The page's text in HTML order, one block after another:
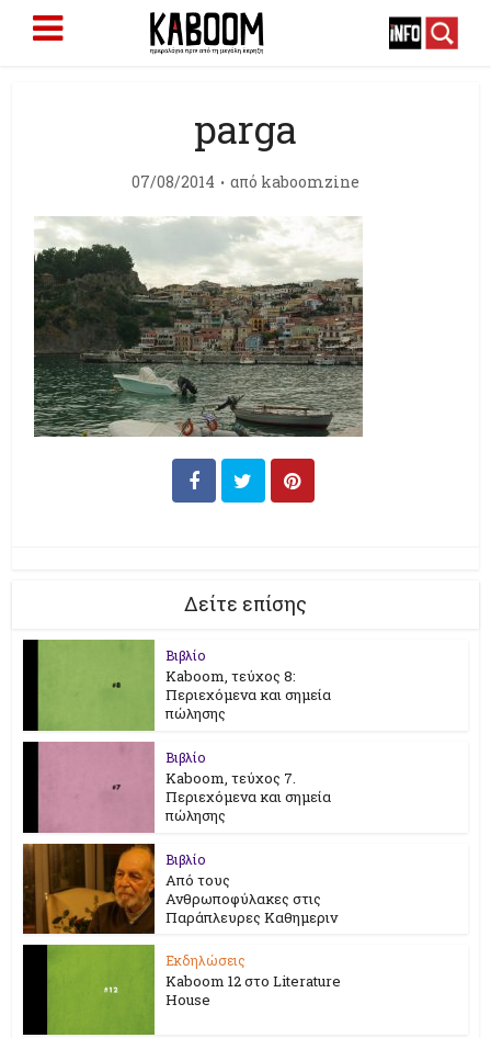
parga
07/08/2014 από kaboomzine
Δείτε επίσης
Βιβλίο
Kaboom, τεύχος 8:
Περιεχόμενα και σημεία
πώλησης
Βιβλίο
Kaboom, τεύχος 7.
Περιεχόμενα και σημεία
πώλησης
Βιβλίο
Από τους
Ανθρωποφύλακες στις
Παράπλευρες Καθημεριν
Εκδηλώσεις
Kaboom 12 στο Literature
House